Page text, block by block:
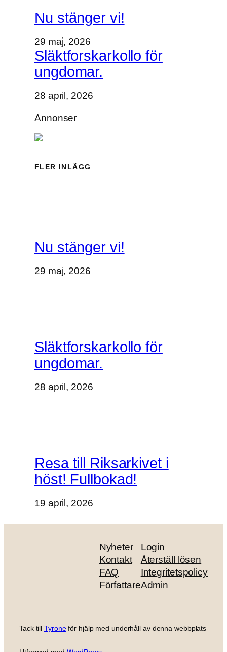
Nu stänger vi!
29 maj, 2026
Släktforskarkollo för
ungdomar.
28 april, 2026
Annonser
FLER INLÄGG
Nu stänger vi!
29 maj, 2026
Släktforskarkollo för
ungdomar.
28 april, 2026
Resa till Riksarkivet i
höst! Fullbokad!
19 april, 2026
Nyheter
Kontakt
FAQ
Författare
Login
Återställ lösen
Integritetspolicy
Admin
Tack tillTyroneför hjälp med underhåll av denna webbplats